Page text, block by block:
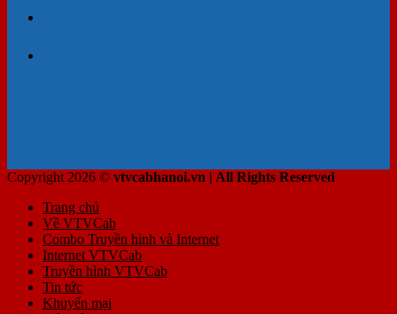
Copyright 2026 © vtvcabhanoi.vn | All Rights Reserved
Trang chủ
Về VTVCab
Combo Truyền hình và Internet
Internet VTVCab
Truyền hình VTVCab
Tin tức
Khuyến mại